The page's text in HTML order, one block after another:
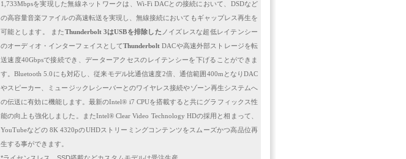
1,733Mbpsを実現した無線ネットワークは、 Wi-Fi DACとの接続において、 DSDなど
の高容量音楽ファイルの高速転送を実現し、無線接続においてもギャップレス再生を
可能とします。 またThunderbolt 3はUSBを排除した ノイズレスな超低レイテンシー
のオーディオ・インターフェイスとしてThunderboltDACや高速外部ストレージを転
送速度40Gbpsで接続でき、データーアクセスのレイテンシーを下げることができま
す。Bluetooth 5.0 にも対応し、従来モデル比通信速度2倍、通信範囲 400m となりDAC
やスピーカー、ミュージックレシーバーとのワイヤレス接続やゾーン再生システムへ
の伝送に有効に機能します。最新のIntel® i7 CPUを搭載すると共にグラフィックス性
能の向上も強化しました。 またIntel® Clear Video Technology HDの採用と相まって、
YouTubeなどの8K 4320pのUHDストリーミングコンテンツをスムーズかつ高品位再
生する事ができます。